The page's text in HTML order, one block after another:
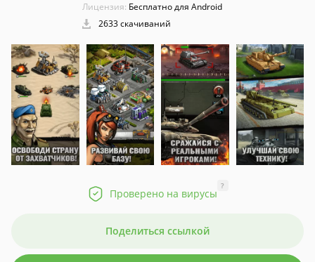
Лицензия: Бесплатно для Android
2633 скачиваний
Проверено на вирусы
?
Поделиться ссылкой